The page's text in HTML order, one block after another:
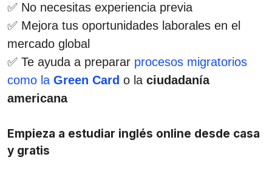
✅ No necesitas experiencia previa
✅ Mejora tus oportunidades laborales en el
mercado global
✅ Te ayuda a preparar procesos migratorios
como la Green Card o la ciudadanía
americana
Empieza a estudiar inglés online desde casa
y gratis